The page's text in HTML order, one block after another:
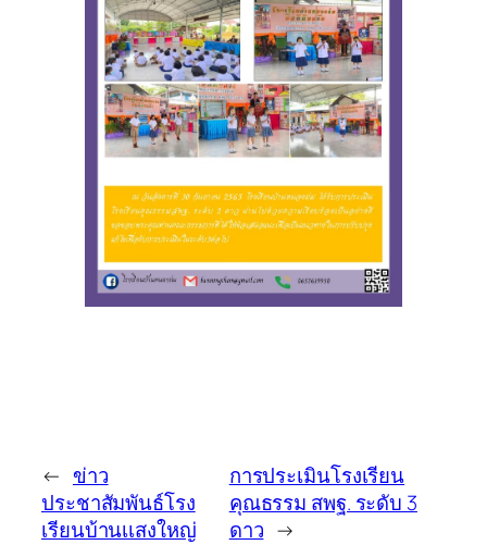
← ข่าว
ประชาสัมพันธ์โรง
เรียนบ้านเเสงใหญ่
การประเมินโรงเรียน
คุณธรรม สพฐ. ระดับ 3
ดาว →